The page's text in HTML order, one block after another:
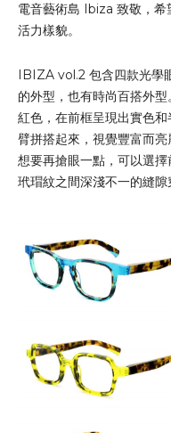
電音藝術島 Ibiza 致敬，
活力樣貌。
IBIZA vol.2 包含四款光學
的外型，也有時尚百搭外
紅色，在前框呈現出實色
臂拼搭起來，視覺豐富而
想要再搶眼一點，可以選
玳瑁紋之間深淺不一的縫隙